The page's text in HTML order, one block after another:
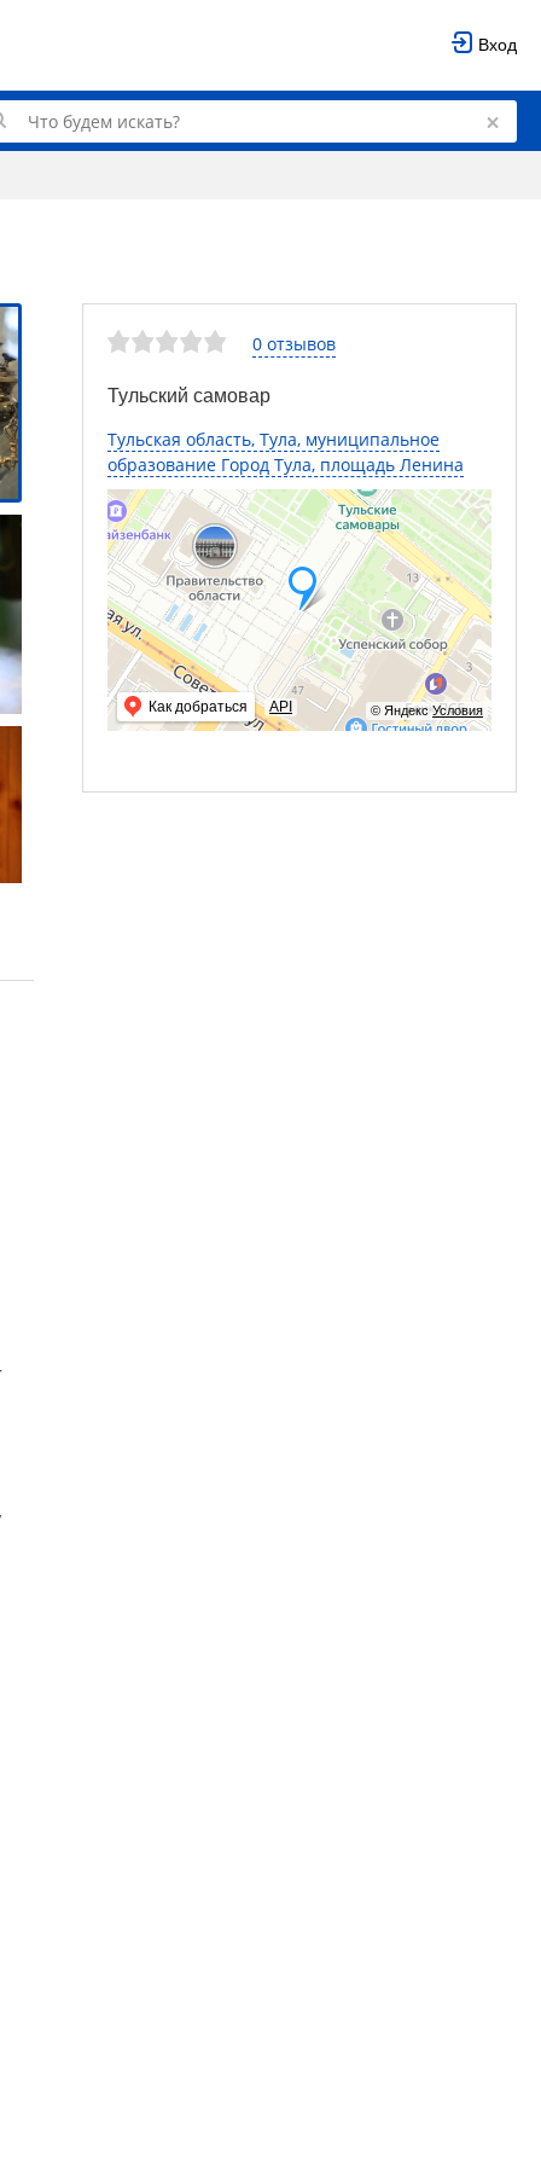
Вход
0 отзывов
Тульский самовар
Тульская область, Тула, муниципальное
образование Город Тула, площадь Ленина
© Яндекс Условия
Как добраться API